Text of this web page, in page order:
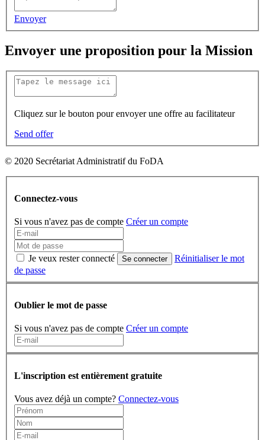
Envoyer
Envoyer une proposition pour la Mission
Cliquez sur le bouton pour envoyer une offre au facilitateur
Send offer
© 2020 Secrétariat Administratif du FoDA
Connectez-vous
Si vous n'avez pas de compte Créer un compte
Je veux rester connecté Se connecter
Réinitialiser le mot
de passe
Oublier le mot de passe
Si vous n'avez pas de compte Créer un compte
L'inscription est entièrement gratuite
Vous avez déjà un compte? Connectez-vous